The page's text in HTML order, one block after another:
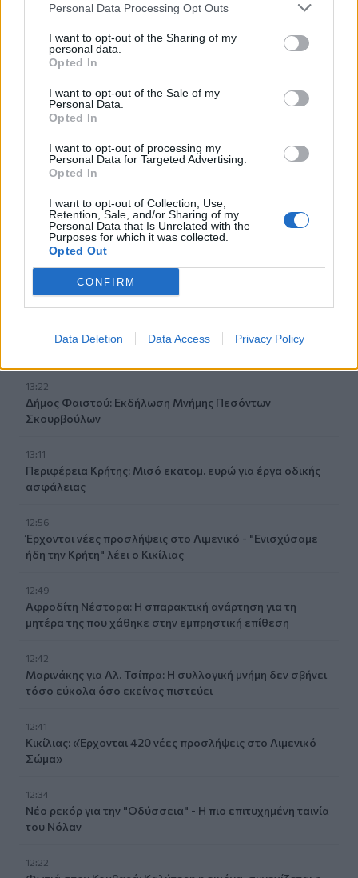
Personal Data Processing Opt Outs
I want to opt-out of the Sharing of my
personal data.
Opted In
I want to opt-out of the Sale of my
Personal Data.
Opted In
I want to opt-out of processing my
Personal Data for Targeted Advertising.
Opted In
I want to opt-out of Collection, Use,
Retention, Sale, and/or Sharing of my
Personal Data that Is Unrelated with the
Purposes for which it was collected.
Opted Out
CONFIRM
Data Deletion Data Access Privacy Policy
Βραζιλία: Ποδοσφαιριστής έπεσε στο... κενό
13:48
Κύπρου – Ιορδανίας για το 2026
Συνταγή για γαρίδες tempura με κρούστα καρύδας
Δήμος Μινώα Πεδιάδας: Συνολικά 285 ζώα έλαβαν
κτηνιατρική φροντίδα!
Πέθανε ο φιλόσοφος και συγγραφέας, Στέλιος Ράμφος
παρέμβαση για το ελικόπτερο που προσγειώθηκε στο
13:22
Δήμος Φαιστού: Εκδήλωση Μνήμης Πεσόντων
Σκουρβούλων
13:11
Περιφέρεια Κρήτης: Μισό εκατομ. ευρώ για έργα οδικής
ασφάλειας
12:56
Έρχονται νέες προσλήψεις στο Λιμενικό - "Ενισχύσαμε
ήδη την Κρήτη" λέει ο Κικίλιας
12:49
Αφροδίτη Νέστορα: Η σπαρακτική ανάρτηση για τη
μητέρα της που χάθηκε στην εμπρηστική επίθεση
12:42
Μαρινάκης για Αλ. Τσίπρα: Η συλλογική μνήμη δεν σβήνει
τόσο εύκολα όσο εκείνος πιστεύει
12:41
Κικίλιας: «Έρχονται 420 νέες προσλήψεις στο Λιμενικό
Σώμα»
12:34
Νέο ρεκόρ για την "Οδύσσεια" - Η πιο επιτυχημένη ταινία
του Νόλαν
12:22